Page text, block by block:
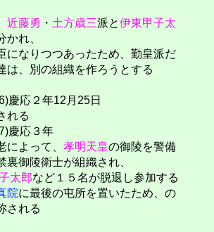
近藤勇 ・ 土方歳三派と伊東甲子太
かれ、
なりつつあったため、勤皇派だ
は、別の組織を作ろうとする
慶応２年12月25日
れる
慶応３年
よって、 孝明天皇の御陵を警備
裏御陵衛士が組織され、
太郎など１５名が脱退し参加する
院に最後の屯所を置いたため、の
される